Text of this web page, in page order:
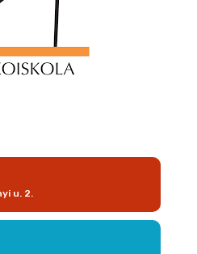
u. 2.